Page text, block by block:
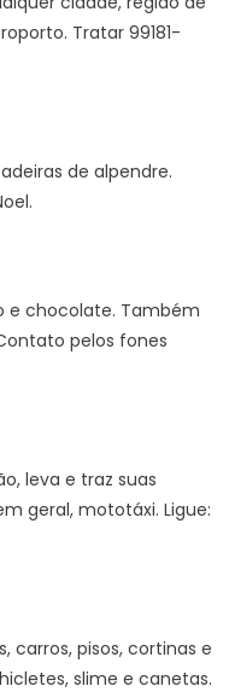
Tratar 99181-
de alpendre.
e chocolate. Também
pelos fones
leva e traz suas
geral, mototáxi. Ligue:
carros, pisos, cortinas e
slime e canetas.